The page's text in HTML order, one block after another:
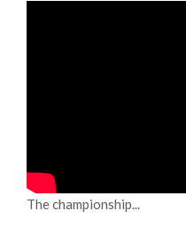
The championship...